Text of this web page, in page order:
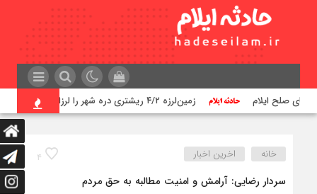
زمین‌لرزه ۴/۲ ریشتری دره شهر را لرزاند
۴ خانه اخرین اخبار
سردار رضایی: آرامش و امنیت مطالبه به حق مردم